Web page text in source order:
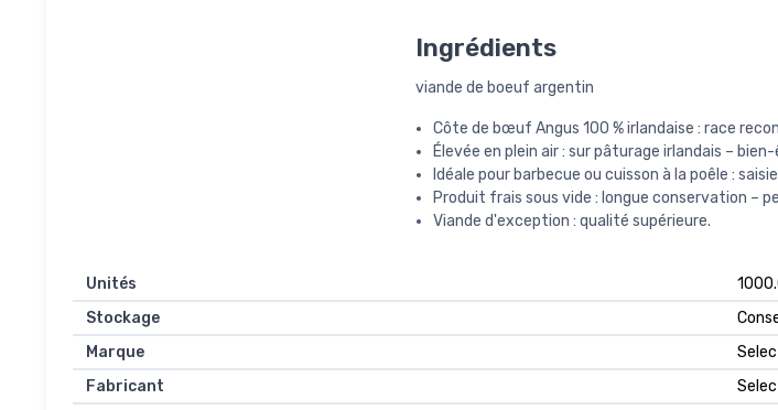
Ingrédients
viande de boeuf argentin
Côte de bœuf Angus 100 % irlandaise : race
Élevée en plein air : sur pâturage irlandais –
Idéale pour barbecue ou cuisson à la poêle :
Produit frais sous vide : longue conservation –
Viande d'exception : qualité supérieure.
Unités
Stockage
Marque
Fabricant